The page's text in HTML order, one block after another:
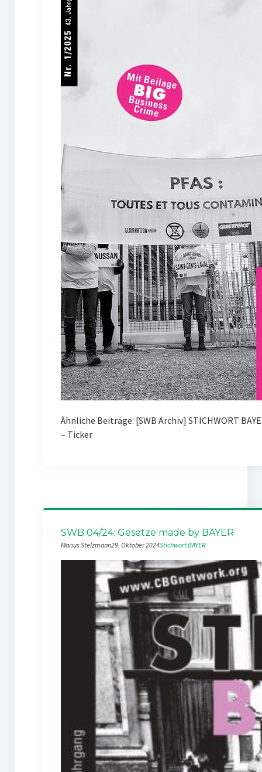
Ähnliche Beiträge: [SWB Archiv] STICHWORT
– Ticker
SWB 04/24: Gesetze made by BAYER
Marius Stelzmann29. Oktober 2024Stichwort BAYER